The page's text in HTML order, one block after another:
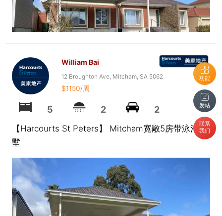
功能
发帖
联系
我们
William Bai
12 Broughton Ave, Mitcham, SA 5062
$1150/周
5 2 2
【Harcourts St Peters】 Mitcham宽敞5房带泳池别
墅